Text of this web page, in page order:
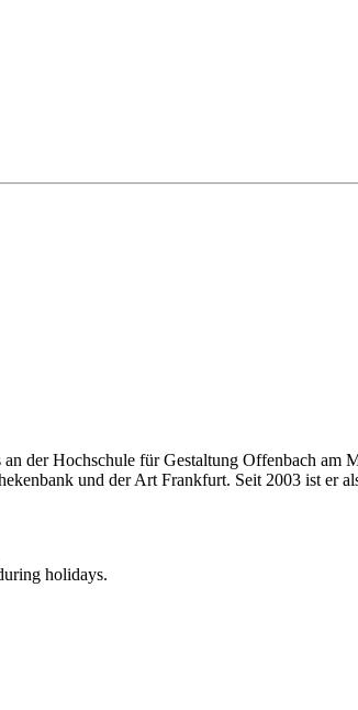
der Hochschule für Gestaltung Offenbach am
und der Art Frankfurt. Seit 2003 ist er
holidays.